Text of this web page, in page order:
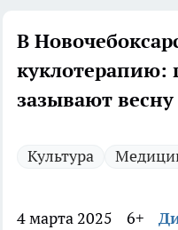
В
куклотерапию:
зазывают весну
Культура
4 марта 2025 6+